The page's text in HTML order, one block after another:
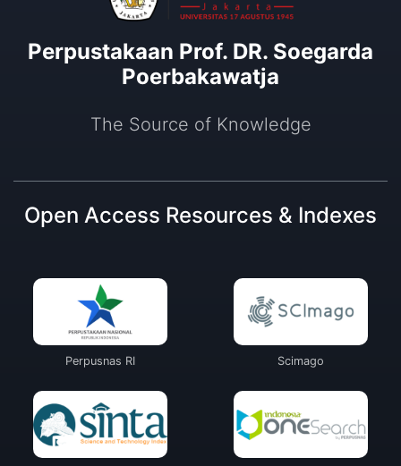
Perpustakaan Prof. DR. Soegarda
Poerbakawatja
The Source of Knowledge
Open Access Resources & Indexes
Perpusnas RI Scimago